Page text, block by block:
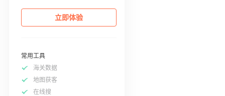
立即体验
常用工具
海关数据
地图获客
在线搜